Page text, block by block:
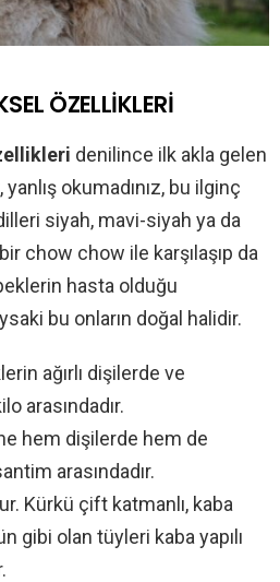
ÖZELLİKLERİ
denilince ilk akla gelen
okumadınız, bu ilginç
siyah, mavi-siyah ya da
chow chow ile karşılaşıp da
hasta olduğu
bu onların doğal halidir.
ağırlı dişilerde ve
arasındadır.
hem dişilerde hem de
arasındadır.
Kürkü çift katmanlı, kaba
gibi olan tüyleri kaba yapılı